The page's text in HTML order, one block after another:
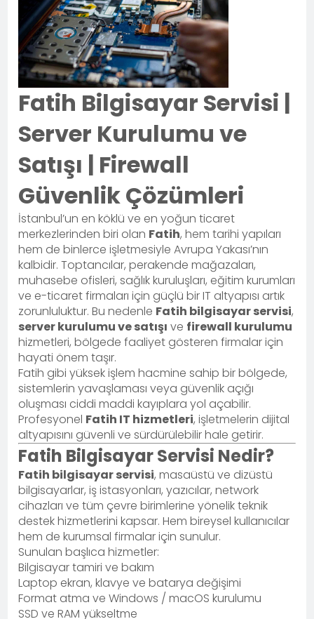
Fatih Bilgisayar Servisi |
Server Kurulumu ve
Satışı | Firewall
Güvenlik Çözümleri
İstanbul’un en köklü ve en yoğun ticaret
merkezlerinden biri olan Fatih, hem tarihi yapıları
hem de binlerce işletmesiyle Avrupa Yakası’nın
kalbidir. Toptancılar, perakende mağazaları,
muhasebe ofisleri, sağlık kuruluşları, eğitim kurumları
ve e-ticaret firmaları için güçlü bir IT altyapısı artık
zorunluluktur. Bu nedenle Fatih bilgisayar servisi,
server kurulumu ve satışı ve firewall kurulumu
hizmetleri, bölgede faaliyet gösteren firmalar için
hayati önem taşır.
Fatih gibi yüksek işlem hacmine sahip bir bölgede,
sistemlerin yavaşlaması veya güvenlik açığı
oluşması ciddi maddi kayıplara yol açabilir.
Profesyonel Fatih IT hizmetleri, işletmelerin dijital
altyapısını güvenli ve sürdürülebilir hale getirir.
Fatih Bilgisayar Servisi Nedir?
Fatih bilgisayar servisi, masaüstü ve dizüstü
bilgisayarlar, iş istasyonları, yazıcılar, network
cihazları ve tüm çevre birimlerine yönelik teknik
destek hizmetlerini kapsar. Hem bireysel kullanıcılar
hem de kurumsal firmalar için sunulur.
Sunulan başlıca hizmetler:
Bilgisayar tamiri ve bakım
Laptop ekran, klavye ve batarya değişimi
Format atma ve Windows / macOS kurulumu
SSD ve RAM yükseltme